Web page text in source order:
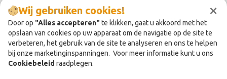
×
Wij gebruiken cookies!
Door op "Alles accepteren"te klikken, gaat u akkoord met het
opslaan van cookies op uw apparaat om de navigatie op de site te
verbeteren, het gebruik van de site te analyseren en ons te helpen
bij onze marketinginspanningen. Voor meer informatie kunt u ons
Cookiebeleid raadplegen.